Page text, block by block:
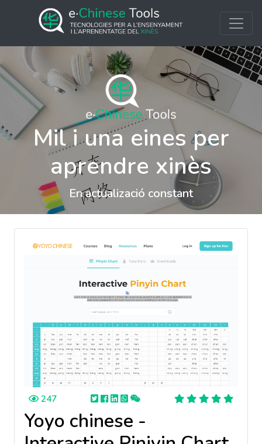
Mil i una eines per
aprendre xinès
En actualizació constant
247
Yoyo chinese -